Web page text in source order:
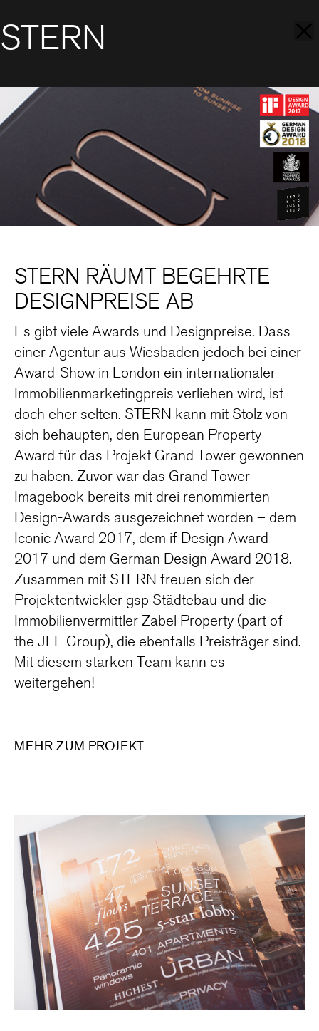
STERN
STERN RÄUMT BEGEHRTE
DESIGNPREISE AB
Es gibt viele Awards und Designpreise. Dass
einer Agentur aus Wiesbaden jedoch bei einer
Award-Show in London ein internationaler
Immobilienmarketingpreis verliehen wird, ist
doch eher selten. STERN kann mit Stolz von
sich behaupten, den European Property
Award für das Projekt Grand Tower gewonnen
zu haben. Zuvor war das Grand Tower
Imagebook bereits mit drei renommierten
Design-Awards ausgezeichnet worden – dem
Iconic Award 2017, dem if Design Award
2017 und dem German Design Award 2018.
Zusammen mit STERN freuen sich der
Projektentwickler gsp Städtebau und die
Immobilienvermittler Zabel Property (part of
the JLL Group), die ebenfalls Preisträger sind.
Mit diesem starken Team kann es
weitergehen!
MEHR ZUM PROJEKT